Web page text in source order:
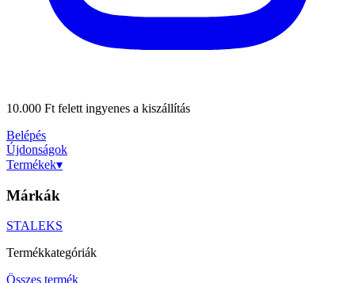
10.000 Ft felett ingyenes a kiszállítás
Belépés
Újdonságok
Termékek▾
Márkák
STALEKS
Termékkategóriák
Összes termék